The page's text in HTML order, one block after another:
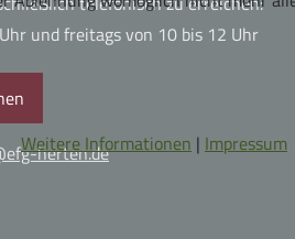
und freitags von 10 bis 12 Uhr
herten.de
Weitere Informationen | Impressum